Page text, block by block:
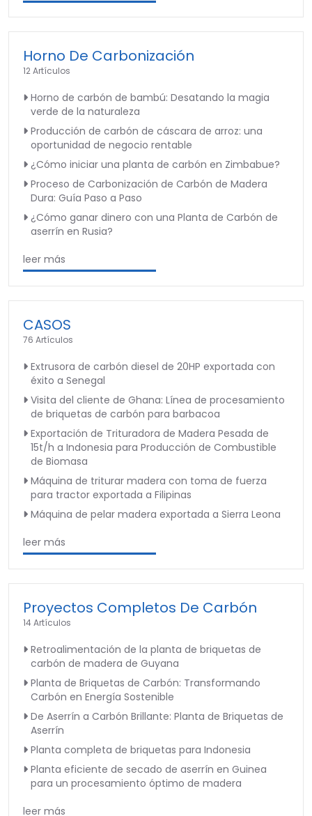
Horno De Carbonización
12 Artículos
Horno de carbón de bambú: Desatando la magia
verde de la naturaleza
Producción de carbón de cáscara de arroz: una
oportunidad de negocio rentable
¿Cómo iniciar una planta de carbón en Zimbabue?
Proceso de Carbonización de Carbón de Madera
Dura: Guía Paso a Paso
¿Cómo ganar dinero con una Planta de Carbón de
aserrín en Rusia?
leer más
CASOS
76 Artículos
Extrusora de carbón diesel de 20HP exportada con
éxito a Senegal
Visita del cliente de Ghana: Línea de procesamiento
de briquetas de carbón para barbacoa
Exportación de Trituradora de Madera Pesada de
15t/h a Indonesia para Producción de Combustible
de Biomasa
Máquina de triturar madera con toma de fuerza
para tractor exportada a Filipinas
Máquina de pelar madera exportada a Sierra Leona
leer más
Proyectos Completos De Carbón
14 Artículos
Retroalimentación de la planta de briquetas de
carbón de madera de Guyana
Planta de Briquetas de Carbón: Transformando
Carbón en Energía Sostenible
De Aserrín a Carbón Brillante: Planta de Briquetas de
Aserrín
Planta completa de briquetas para Indonesia
Planta eficiente de secado de aserrín en Guinea
para un procesamiento óptimo de madera
leer más